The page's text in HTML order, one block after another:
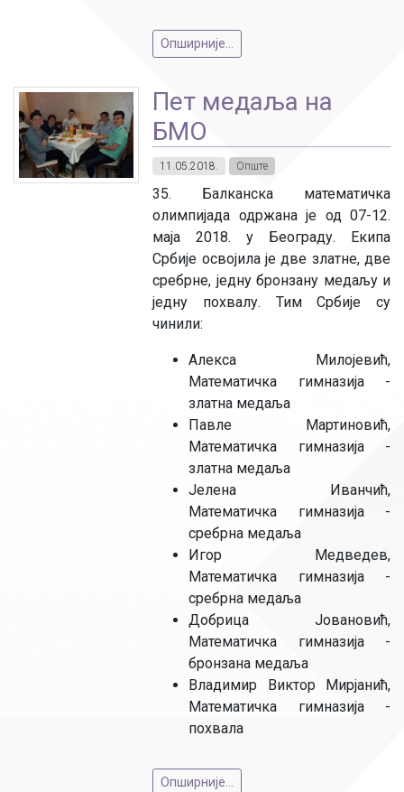
Опширније...
Пет медаља на
БМО
11.05.2018. Опште
35. Балканска математичка
олимпијада одржана је од 07-12.
маја 2018. у Београду. Екипа
Србије освојила је две златне, две
сребрне, једну бронзану медаљу и
једну похвалу. Тим Србије су
чинили:
Алекса Милојевић,
Математичка гимназија -
златна медаља
Павле Мартиновић,
Математичка гимназија -
златна медаља
Јелена Иванчић,
Математичка гимназија -
сребрна медаља
Игор Медведев,
Математичка гимназија -
сребрна медаља
Добрица Јовановић,
Математичка гимназија -
бронзана медаља
Владимир Виктор Мирјанић,
Математичка гимназија -
похвала
Опширније...